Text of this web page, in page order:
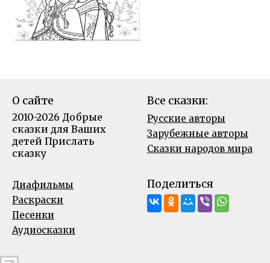
О сайте
2010-2026 Добрые
сказки для Ваших
детей Прислать
сказку
Все сказки:
Русские авторы
Зарубежные авторы
Сказки народов мира
Диафильмы
Раскраски
Песенки
Аудиосказки
Поделиться